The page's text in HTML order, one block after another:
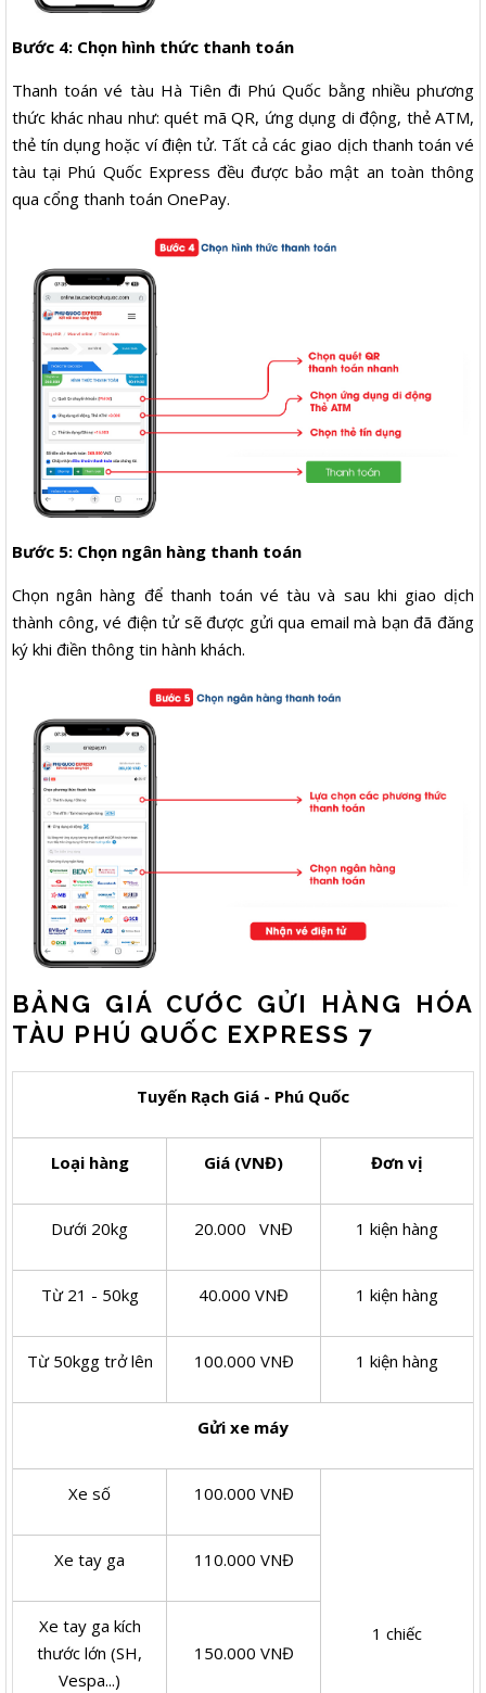
Bước 4: Chọn hình thức thanh toán
Thanh toán vé tàu Hà Tiên đi Phú Quốc bằng nhiều phương
thức khác nhau như: quét mã QR, ứng dụng di động, thẻ ATM,
thẻ tín dụng hoặc ví điện tử. Tất cả các giao dịch thanh toán vé
tàu tại Phú Quốc Express đều được bảo mật an toàn thông
qua cổng thanh toán OnePay.
Bước 5: Chọn ngân hàng thanh toán
Chọn ngân hàng để thanh toán vé tàu và sau khi giao dịch
thành công, vé điện tử sẽ được gửi qua email mà bạn đã đăng
ký khi điền thông tin hành khách.
BẢNG GIÁ CƯỚC GỬI HÀNG HÓA
TÀU PHÚ QUỐC EXPRESS 7
Tuyến Rạch Giá - Phú Quốc
Loại hàng Giá (VNĐ) Đơn vị
Dưới 20kg 20.000 VNĐ 1 kiện hàng
Từ 21 - 50kg 40.000 VNĐ 1 kiện hàng
Từ 50kgg trở lên 100.000 VNĐ 1 kiện hàng
Gửi xe máy
Xe số 100.000 VNĐ
1 chiếc
Xe tay ga 110.000 VNĐ
Xe tay ga kích
thước lớn (SH,
Vespa...)
150.000 VNĐ